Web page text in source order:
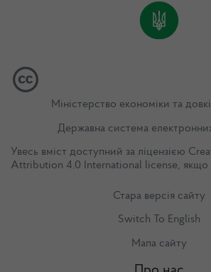
Міністерство економіки та
Державна система
Увесь вміст доступний за ліцензією
Attribution 4.0 International license, якщо
Стара версія сайту
Switch To English
Мапа сайту